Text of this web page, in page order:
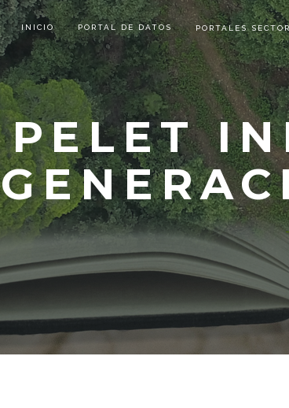
INICIO PORTAL DE DATOS PORTALES
PELET